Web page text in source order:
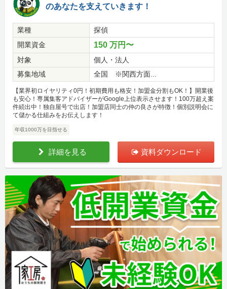
のあなたを支えていきます！
業種
探偵
開業資金
150 万円〜
対象
個人・法人
募集地域
全国 ※関西方面...
【業界初ロイヤリティ0円！初期費用も格安！加盟金分割もOK！】開業後
も安心！専属集客アドバイザーがGoogle上位表示させます！100万超え案
件続出中！独自屋号で出店！加盟店同士の仲の良さが特徴！個別説明会に
て儲かる仕組みをお伝えします！
年収1000万を目指せる
詳細を見る 資料ダウンロード